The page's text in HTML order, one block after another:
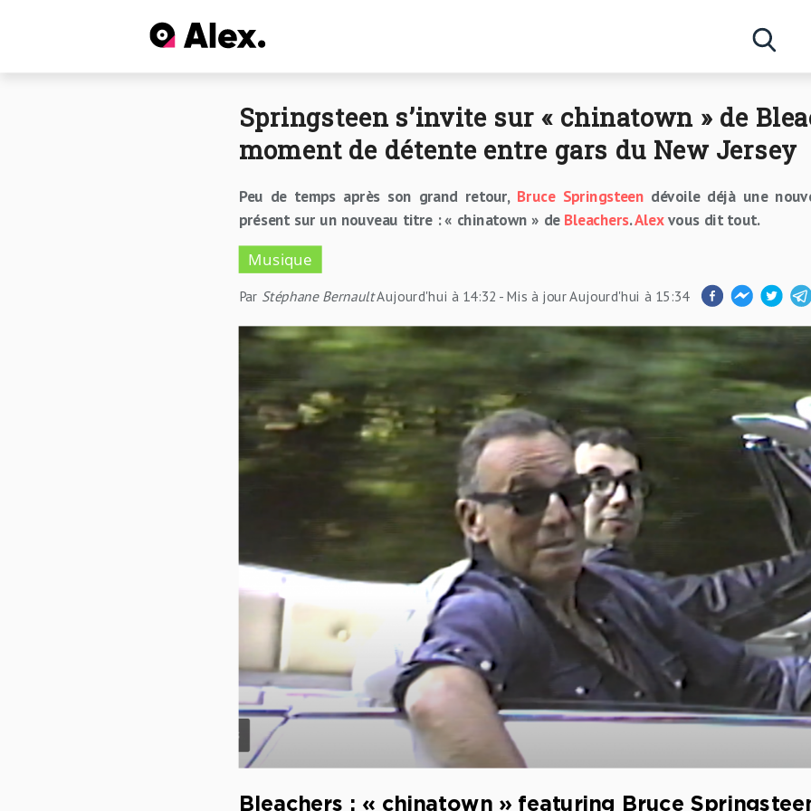
Artistes
Springsteen s’invite sur « chinatown » de
moment de détente entre gars du New Jersey
Peu de temps après son grand retour, Bruce Springsteen dévoile déjà une
présent sur un nouveau titre : « chinatown » de Bleachers.Alexvous dit tout.
Musique
Par Stéphane BernaultAujourd'hui à 14:32 - Mis à jourAujourd'hui à 15:34
Bleachers : « chinatown » featuring Bruce